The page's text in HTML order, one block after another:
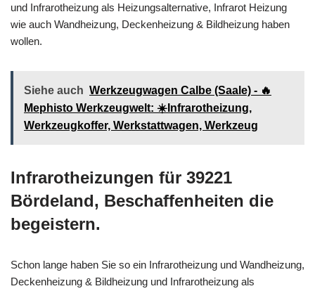
und Infrarotheizung als Heizungsalternative, Infrarot Heizung
wie auch Wandheizung, Deckenheizung & Bildheizung haben
wollen.
Siehe auch Werkzeugwagen Calbe (Saale) - 🔥
Mephisto Werkzeugwelt: ☀️Infrarotheizung,
Werkzeugkoffer, Werkstattwagen, Werkzeug
Infrarotheizungen für 39221
Bördeland, Beschaffenheiten die
begeistern.
Schon lange haben Sie so ein Infrarotheizung und Wandheizung,
Deckenheizung & Bildheizung und Infrarotheizung als